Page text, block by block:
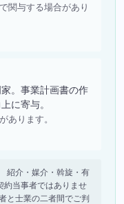
関与する場合があり
。事業計画書の作
に寄与。
あります。
紹介・媒介・斡旋・有
約当事者ではありませ
と士業の二者間でご判